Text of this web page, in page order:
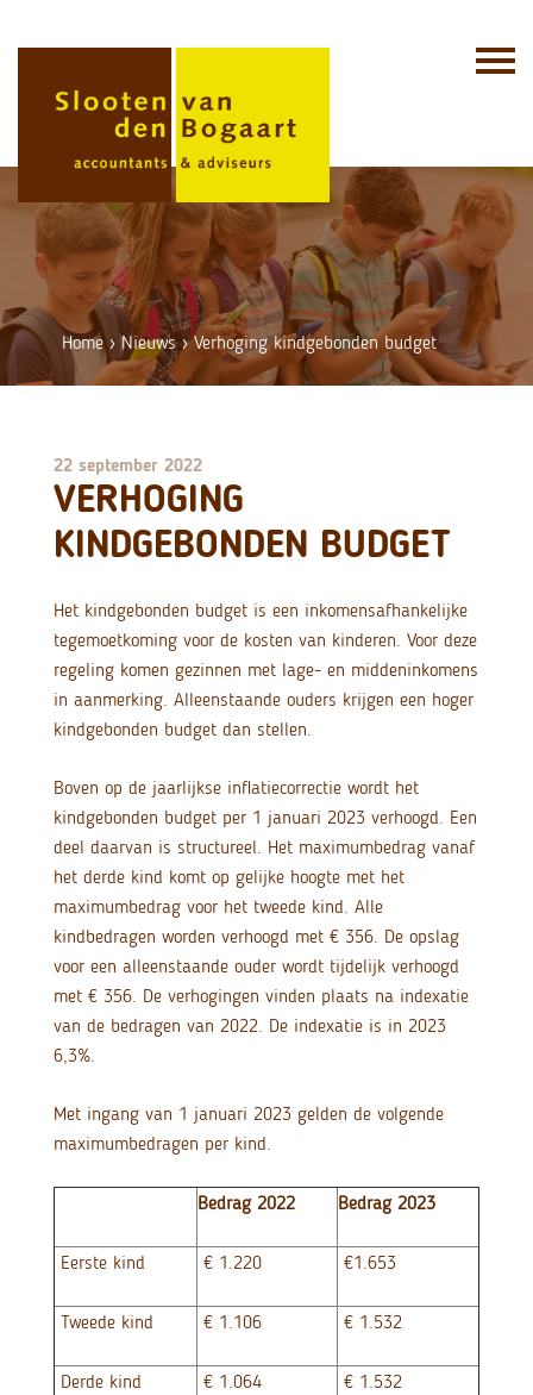
Home›Nieuws›Verhoging kindgebonden budget
22 september 2022
VERHOGING
KINDGEBONDEN BUDGET
Het kindgebonden budget is een inkomensafhankelijke
tegemoetkoming voor de kosten van kinderen. Voor deze
regeling komen gezinnen met lage- en middeninkomens
in aanmerking. Alleenstaande ouders krijgen een hoger
kindgebonden budget dan stellen.
Boven op de jaarlijkse inflatiecorrectie wordt het
kindgebonden budget per 1 januari 2023 verhoogd. Een
deel daarvan is structureel. Het maximumbedrag vanaf
het derde kind komt op gelijke hoogte met het
maximumbedrag voor het tweede kind. Alle
kindbedragen worden verhoogd met € 356. De opslag
voor een alleenstaande ouder wordt tijdelijk verhoogd
met € 356. De verhogingen vinden plaats na indexatie
van de bedragen van 2022. De indexatie is in 2023
6,3%.
Met ingang van 1 januari 2023 gelden de volgende
maximumbedragen per kind.
Bedrag 2022 Bedrag 2023
Eerste kind € 1.220 €1.653
Tweede kind € 1.106 € 1.532
Derde kind € 1.064 € 1.532